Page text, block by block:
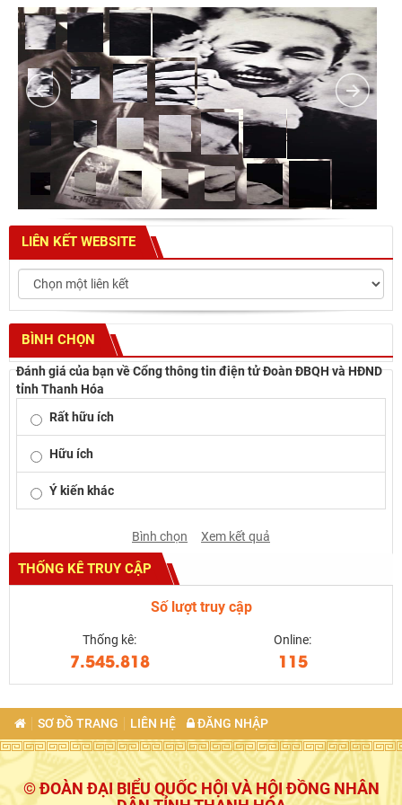
LIÊN KẾT WEBSITE
BÌNH CHỌN
Đánh giá của bạn về Cổng thông tin điện tử Đoàn ĐBQH và HĐND
tỉnh Thanh Hóa
Rất hữu ích
Hữu ích
Ý kiến khác
Bình chọn Xem kết quả
THỐNG KÊ TRUY CẬP
Số lượt truy cập
Thống kê:
7.545.818
Online:
115
SƠ ĐỒ TRANG LIÊN HỆ ĐĂNG NHẬP
© ĐOÀN ĐẠI BIỂU QUỐC HỘI VÀ HỘI ĐỒNG NHÂN